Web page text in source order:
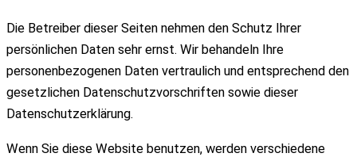
Die Betreiber dieser Seiten nehmen den Schutz Ihrer
persönlichen Daten sehr ernst. Wir behandeln Ihre
personenbezogenen Daten vertraulich und entsprechend den
gesetzlichen Datenschutzvorschriften sowie dieser
Datenschutzerklärung.
Wenn Sie diese Website benutzen, werden verschiedene